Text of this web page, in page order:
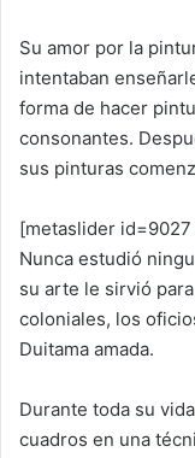
Su amor por la
intentaban
forma de hacer
consonantes.
sus pinturas
[metaslider id=9027
Nunca estudió
su arte le sirvió
coloniales, los
Duitama amada.
Durante toda su
cuadros en una